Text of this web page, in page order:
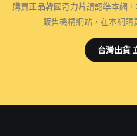
購買正品韓國奇力片請認準本網
販售機構網站，在本網購
台灣出貨